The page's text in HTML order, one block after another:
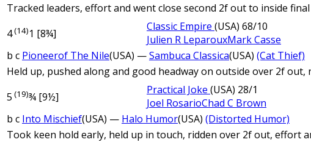
Tracked leaders, effort and went close second 2f out to inside
4(14)1 [8¾]
Classic Empire (USA) 68/10
Julien R LeparouxMark Casse
b c Pioneerof The Nile(USA) —Sambuca Classica(USA) (Cat Thief)
Held up, pushed along and good headway on outside over 2f
5 (19)¾ [9½]
Practical Joke (USA) 28/1
Joel RosarioChad C Brown
b c Into Mischief(USA) — Halo Humor(USA) (Distorted Humor)
Took keen hold early, held up in touch, ridden over 2f out,